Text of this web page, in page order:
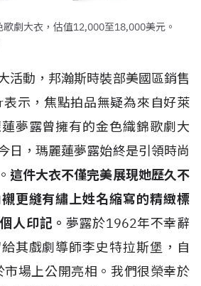
劇大衣，估值12,000至18,000美元。
活動，邦瀚斯時裝部美國區銷售
表示，焦點拍品無疑為來自好萊
夢露曾擁有的金色織錦歌劇大
日，瑪麗蓮夢露始終是引領時尚
這件大衣不僅完美展現她歷久不
更縫有繡上姓名縮寫的精緻標
人印記。 夢露於1962年不幸辭
其戲劇導師李史特拉斯堡，自
場上公開亮相。我們很榮幸於